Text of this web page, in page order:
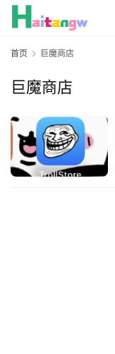
首页 巨魔商店
巨魔商店